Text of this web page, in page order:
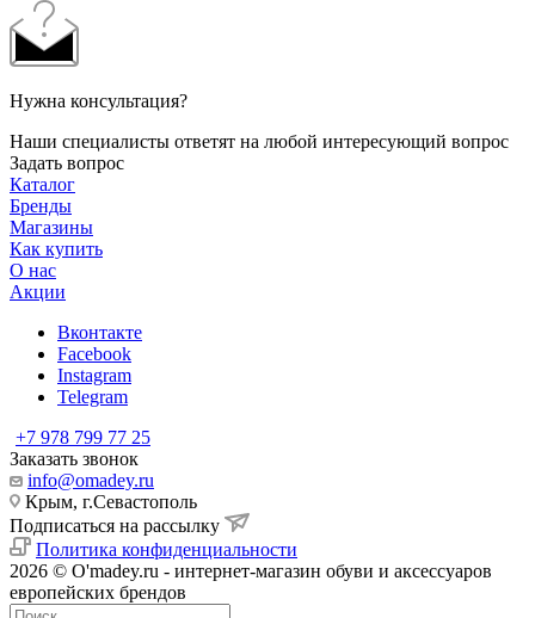
Нужна консультация?
Наши специалисты ответят на любой интересующий вопрос
Задать вопрос
Каталог
Бренды
Магазины
Как купить
О нас
Акции
Вконтакте
Facebook
Instagram
Telegram
+7 978 799 77 25
Заказать звонок
info@omadey.ru
Крым, г.Севастополь
Подписаться на рассылку
Политика конфиденциальности
2026 © O'madey.ru - интернет-магазин обуви и аксессуаров
европейских брендов